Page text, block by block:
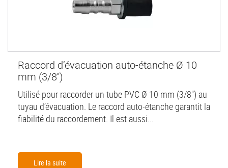
Raccord d’évacuation auto-étanche Ø 10
mm (3/8'')
Utilisé pour raccorder un tube PVC Ø 10 mm (3/8'') au
tuyau d’évacuation. Le raccord auto-étanche garantit la
fiabilité du raccordement. Il est aussi...
Lire la suite